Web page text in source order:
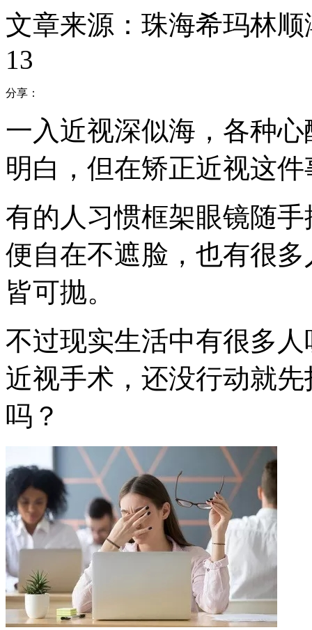
文章来源：珠海希玛林
13
分享：
一入近视深似海，各种
明白，但在矫正近视这
有的人习惯框架眼镜随
便自在不遮脸，也有很
皆可抛。
不过现实生活中有很多
近视手术，还没行动就
吗？